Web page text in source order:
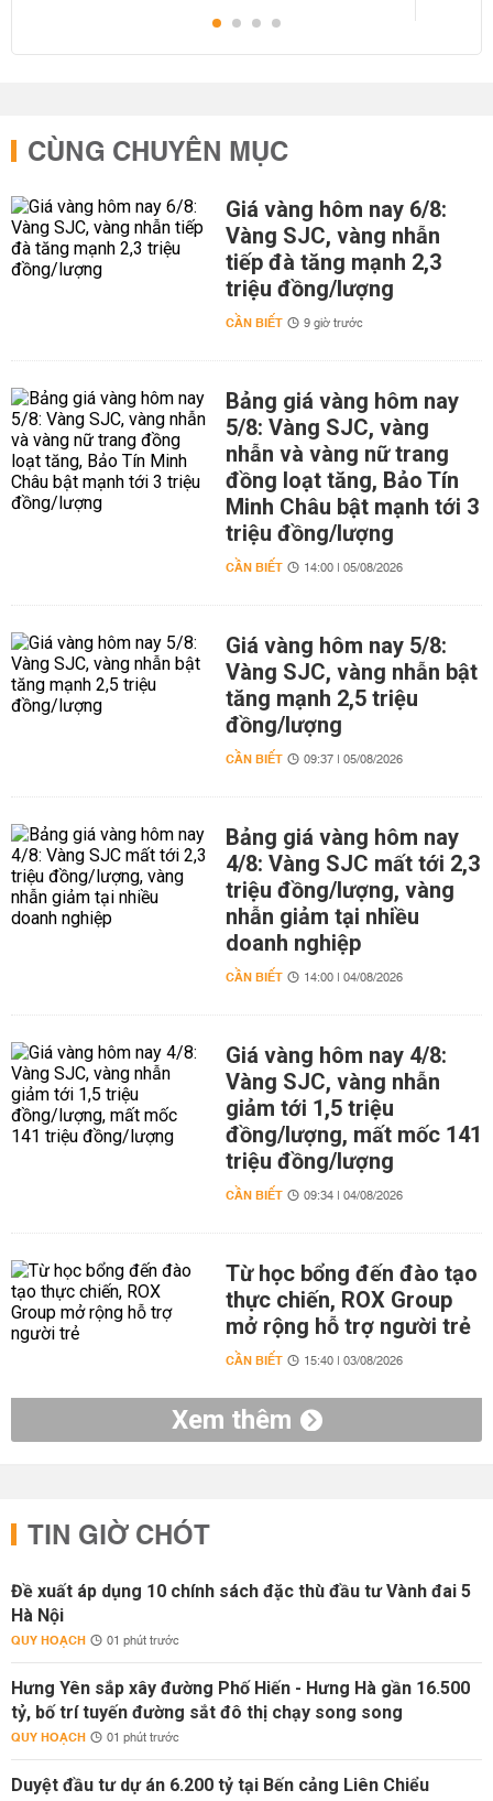
CÙNG CHUYÊN MỤC
Giá vàng hôm nay 6/8:
Vàng SJC, vàng nhẫn
tiếp đà tăng mạnh 2,3
triệu đồng/lượng
CẦN BIẾT 9 giờ trước
Bảng giá vàng hôm nay
5/8: Vàng SJC, vàng
nhẫn và vàng nữ trang
đồng loạt tăng, Bảo Tín
Minh Châu bật mạnh tới 3
triệu đồng/lượng
CẦN BIẾT 14:00 | 05/08/2026
Giá vàng hôm nay 5/8:
Vàng SJC, vàng nhẫn bật
tăng mạnh 2,5 triệu
đồng/lượng
CẦN BIẾT 09:37 | 05/08/2026
Bảng giá vàng hôm nay
4/8: Vàng SJC mất tới 2,3
triệu đồng/lượng, vàng
nhẫn giảm tại nhiều
doanh nghiệp
CẦN BIẾT 14:00 | 04/08/2026
Giá vàng hôm nay 4/8:
Vàng SJC, vàng nhẫn
giảm tới 1,5 triệu
đồng/lượng, mất mốc 141
triệu đồng/lượng
CẦN BIẾT 09:34 | 04/08/2026
Từ học bổng đến đào tạo
thực chiến, ROX Group
mở rộng hỗ trợ người trẻ
CẦN BIẾT 15:40 | 03/08/2026
Xem thêm
TIN GIỜ CHÓT
Đề xuất áp dụng 10 chính sách đặc thù đầu tư Vành đai 5
Hà Nội
QUY HOẠCH 01 phút trước
Hưng Yên sắp xây đường Phố Hiến - Hưng Hà gần 16.500
tỷ, bố trí tuyến đường sắt đô thị chạy song song
QUY HOẠCH 01 phút trước
Duyệt đầu tư dự án 6.200 tỷ tại Bến cảng Liên Chiểu